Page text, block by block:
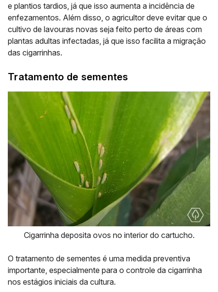
e plantios tardios, já que isso aumenta a incidência de
enfezamentos. Além disso, o agricultor deve evitar que o
cultivo de lavouras novas seja feito perto de áreas com
plantas adultas infectadas, já que isso facilita a migração
das cigarrinhas.
Tratamento de sementes
Cigarrinha deposita ovos no interior do cartucho.
O tratamento de sementes é uma medida preventiva
importante, especialmente para o controle da cigarrinha
nos estágios iniciais da cultura.